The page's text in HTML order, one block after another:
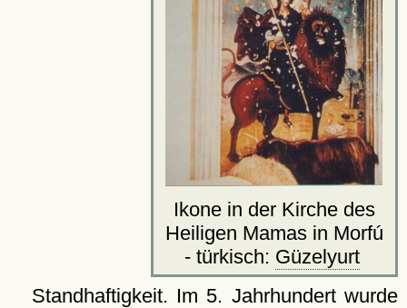
Ikone in der Kirche des
Heiligen Mamas in Morfú
- türkisch: Güzelyurt
Standhaftigkeit. Im 5. Jahrhundert wurde